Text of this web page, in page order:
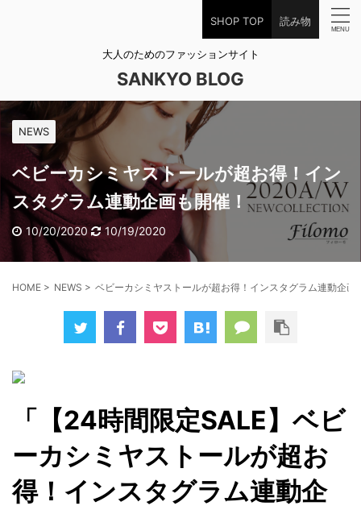
SHOP TOP 読み物
大人のためのファッションサイト
SANKYO BLOG
NEWS
ベビーカシミヤストールが超お得！イン
スタグラム連動企画も開催！
10/20/2020 10/19/2020
HOME > NEWS > ベビーカシミヤストールが超お得！インスタグラム連動企画
「【24時間限定SALE】ベビ
ーカシミヤストールが超お
得！インスタグラム連動企